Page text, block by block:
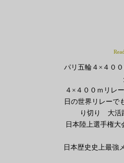
パリ五輪４×４０
４×４００ｍリレ
日の世界リレーで
り切り 大活
日本陸上選手権大
日本歴史史上最強